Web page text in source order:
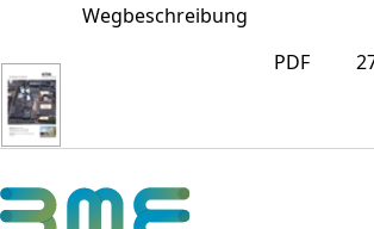
Wegbeschreibung
PDF